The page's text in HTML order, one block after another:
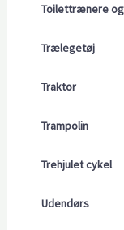
Toilettrænere
Trælegetøj
Traktor
Trampolin
Trehjulet cykel
Udendørs